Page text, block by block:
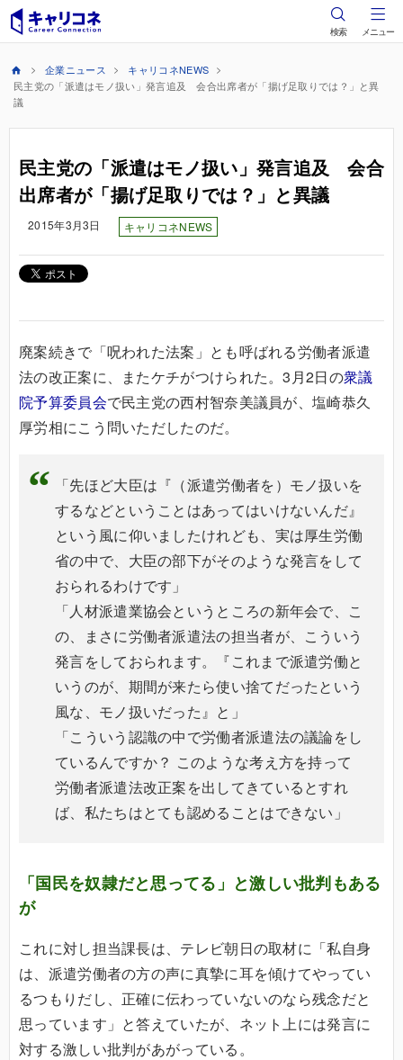
検索 メニュー
企業ニュース
キャリコネNEWS
民主党の「派遣はモノ扱い」発言追及 会合出席者が「揚げ足取りでは？」と異
議
民主党の「派遣はモノ扱い」発言追及 会合
出席者が「揚げ足取りでは？」と異議
2015年3月3日 キャリコネNEWS
廃案続きで「呪われた法案」とも呼ばれる労働者派遣
法の改正案に、またケチがつけられた。3月2日の衆議
院予算委員会で民主党の西村智奈美議員が、塩崎恭久
厚労相にこう問いただしたのだ。
「先ほど大臣は『（派遣労働者を）モノ扱いを
するなどということはあってはいけないんだ』
という風に仰いましたけれども、実は厚生労働
省の中で、大臣の部下がそのような発言をして
おられるわけです」
「人材派遣業協会というところの新年会で、こ
の、まさに労働者派遣法の担当者が、こういう
発言をしておられます。『これまで派遣労働と
いうのが、期間が来たら使い捨てだったという
風な、モノ扱いだった』と」
「こういう認識の中で労働者派遣法の議論をし
ているんですか？ このような考え方を持って
労働者派遣法改正案を出してきているとすれ
ば、私たちはとても認めることはできない」
「国民を奴隷だと思ってる」と激しい批判もある
が
これに対し担当課長は、テレビ朝日の取材に「私自身
は、派遣労働者の方の声に真摯に耳を傾けてやってい
るつもりだし、正確に伝わっていないのなら残念だと
思っています」と答えていたが、ネット上には発言に
対する激しい批判があがっている。